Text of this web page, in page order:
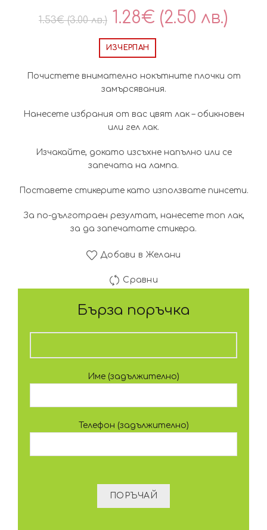
1.53€ (3.00 лв.) Original
price
was:
1.53€
(3.00
лв.).
1.28€ (2.50 лв.)
е:
(2.50
лв.).
ИЗЧЕРПАН
Почистете внимателно нокътните плочки от
замърсявания.
Нанесете избрания от вас цвят лак – обикновен
или гел лак.
Изчакайте, докато изсъхне напълно или се
запечата на лампа.
Поставете стикерите като използвате пинсети.
За по-дълготраен резултат, нанесете топ лак,
за да запечатате стикера.
Добави в Желани
Сравни
Бърза поръчка
Име (задължително)
Телефон (задължително)